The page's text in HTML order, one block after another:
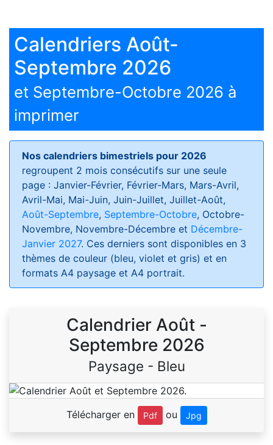
Calendriers Août-
Septembre 2026
et Septembre-Octobre 2026 à
imprimer
Nos calendriers bimestriels pour 2026
regroupent 2 mois consécutifs sur une seule
page : Janvier-Février, Février-Mars, Mars-Avril,
Avril-Mai, Mai-Juin, Juin-Juillet, Juillet-Août,
Août-Septembre, Septembre-Octobre, Octobre-
Novembre, Novembre-Décembre et Décembre-
Janvier 2027. Ces derniers sont disponibles en 3
thèmes de couleur (bleu, violet et gris) et en
formats A4 paysage et A4 portrait.
Calendrier Août -
Septembre 2026
Paysage - Bleu
Télécharger en Pdf ou Jpg